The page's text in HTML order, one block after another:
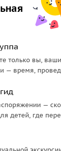
только вы,
— время,
—
детей, где